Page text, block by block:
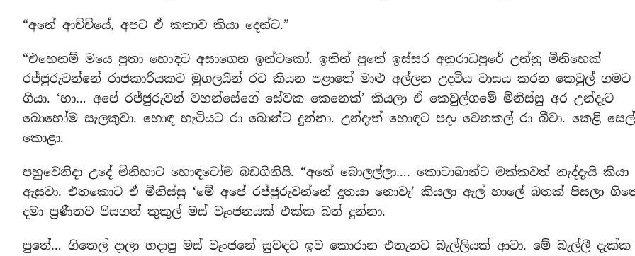
“අනේ ආච්චියේ, අපට ඒ කතාව කියා දෙන්ට.”
“එහෙනම් මයෙ පුතා හොඳට අසාගෙන ඉන්ටකෝ. ඉතින් පුතේ ඉස්සර අනුරාධපුරේ උන්නු මිනිහෙක්
රජ්ජුරුවන්නේ රාජකාරියකට මුගලයින් රට කියන පළාතේ මාළු අල්ලන උදවිය වාසය කරන කෙවුල් ගමට
ගියා. ‘හා… අපේ රජ්ජුරුවන් වහන්සේගේ සේවක කෙනෙක්’ කියලා ඒ කෙවුල්ගමේ මිනිස්සු අර උන්දෑට
බොහෝම සැලකුවා. හොඳ හැටියට රා බොන්ට දුන්නා. උන්දැත් හොඳට පදං වෙනකල් රා බීවා. කෙළි
කොළා.
පහුවෙනිදා උදේ මිනිහාට හොඳටෝම බඩගිනියි. “අනේ බොලල්ලා…. කොටාබාන්ට මක්කවත් නැද්දැයි කියා
ඇසුවා. එතකොට ඒ මිනිස්සු ‘මේ අපේ රජ්ජුරුවන්නේ දූතයා නොවැ’ කියලා ඇල් හාලේ බතක් පිසලා
දමා ප්‍රණීතව පිසගත් කුකුල් මස් වෑංජනයක් එක්ක බත් දුන්නා.
පුතේ… ගිතෙල් දාලා හදාපු මස් වෑංජනේ සුවඳට ඉව කොරාන එතැනට බැල්ලියක් ආවා. මේ බැල්ලී දැක්ක